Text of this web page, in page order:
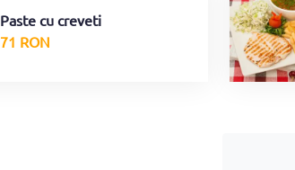
Paste cu creveti
71 RON